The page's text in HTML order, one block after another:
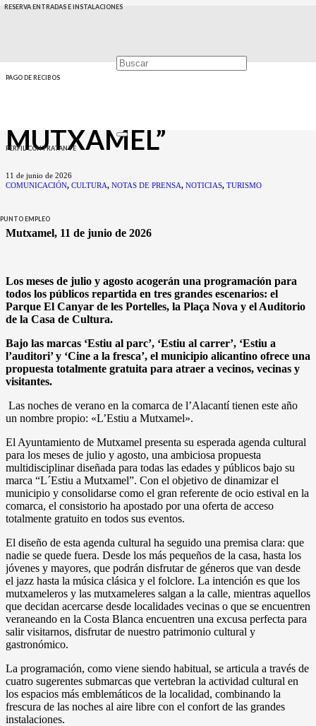
RESERVA ENTRADAS E INSTALACIONES
PAGO DE RECIBOS
PERFIL CONTRATANTE
PUNTO EMPLEO
UNA PROGRAMACIÓN
MULTIDISCIPLINAR
MUTXAMEL”
11 de junio de 2026
COMUNICACIÓN, CULTURA, NOTAS DE PRENSA, NOTICIAS, TURISMO
Mutxamel, 11 de junio de 2026
Los meses de julio y agosto acogerán una programación para
todos los públicos repartida en tres grandes escenarios: el
Parque El Canyar de les Portelles, la Plaça Nova y el Auditorio
de la Casa de Cultura.
Bajo las marcas ‘Estiu al parc’, ‘Estiu al carrer’, ‘Estiu a
l’auditori’ y ‘Cine a la fresca’, el municipio alicantino ofrece una
propuesta totalmente gratuita para atraer a vecinos, vecinas y
visitantes.
Las noches de verano en la comarca de l’Alacantí tienen este año
un nombre propio: «L’Estiu a Mutxamel».
El Ayuntamiento de Mutxamel presenta su esperada agenda cultural
para los meses de julio y agosto, una ambiciosa propuesta
multidisciplinar diseñada para todas las edades y públicos bajo su
marca “L´Estiu a Mutxamel”. Con el objetivo de dinamizar el
municipio y consolidarse como el gran referente de ocio estival en la
comarca, el consistorio ha apostado por una oferta de acceso
totalmente gratuito en todos sus eventos.
El diseño de esta agenda cultural ha seguido una premisa clara: que
nadie se quede fuera. Desde los más pequeños de la casa, hasta los
jóvenes y mayores, que podrán disfrutar de géneros que van desde
el jazz hasta la música clásica y el folclore. La intención es que los
mutxameleros y las mutxameleres salgan a la calle, mientras aquellos
que decidan acercarse desde localidades vecinas o que se encuentren
veraneando en la Costa Blanca encuentren una excusa perfecta para
salir visitarnos, disfrutar de nuestro patrimonio cultural y
gastronómico.
La programación, como viene siendo habitual, se articula a través de
cuatro sugerentes submarcas que vertebran la actividad cultural en
los espacios más emblemáticos de la localidad, combinando la
frescura de las noches al aire libre con el confort de las grandes
instalaciones.